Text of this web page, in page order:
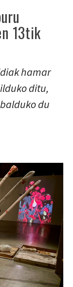
13tik
hamar
ditu,
du